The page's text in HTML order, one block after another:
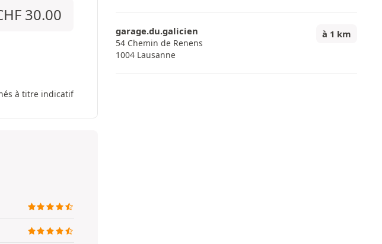
30.00
à titre indicatif
garage.du.galicien
54 Chemin de Renens
1004 Lausanne
à 1 km